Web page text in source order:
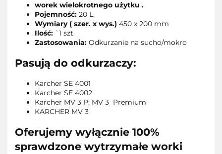
worek wielokrotnego użytku .
Pojemność: 20 L.
Wymiary ( szer. x wys.) 450 x 200 mm
Ilość: `1 szt
Zastosowania: Odkurzanie na sucho/mokro
Pasują do odkurzaczy:
Karcher SE 4001
Karcher SE 4002
Karcher MV 3 P; MV 3 Premium
KARCHER MV 3
Oferujemy wyłącznie 100%
sprawdzone wytrzymałe worki